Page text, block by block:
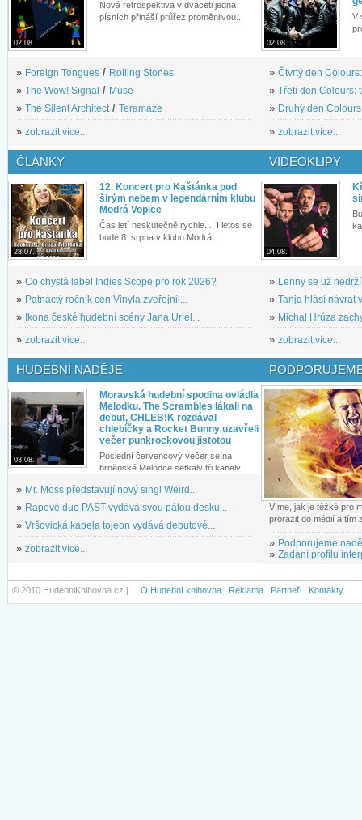
02.08.
Nová retrospektiva v dvaceti jedna
písních přináší průřez proměnlivou...
» Foreign Tongues / Rolling Stones
» The Wow! Signal / Muse
» The Silent Architect/ Teramaze
» zobrazit více...
02.08.
V
» Čtvrtý den
» Třetí den Colours:
» Druhý den
» zobrazit více...
ČLÁNKY
28.07.
12. Koncert pro Kaštánka pod
širým nebem v legendárním klubu
Modrá Vopice
Čas letí neskutečně rychle.... I letos se
bude 8. srpna v klubu Modrá...
» Co chystá label Indies Scope pro rok 2026?
» Patnáctý ročník cen Vinyla zveřejnil...
» Ikona české hudební scény Jana Uriel...
» zobrazit více...
VIDEOKLIPY
04.08.
» Lenny se už
» Tanja hlásí návrat
» Michal Hrůza
» zobrazit více...
HUDEBNÍ NADĚJE
03.08.
Moravská hudební spodina ovládla
Melodku. The Scrambles lákali na
debut, CHLEB!K rozdával
chlebíčky a Rocket Bunny uzavřeli
večer punkrockovou jistotou
Poslední červencový večer se na
brněnské Melodce setkaly tři kapely...
» Mr. Moss představují nový singl Weird...
» Rapové duo PAST vydává svou pátou desku...
» Vršovická kapela tojeon vydává debutové...
» zobrazit více...
Víme, jak je těžké pro
prorazit do médií a tím
» Podporujeme
» Zadání profilu
© 2010 HudebniKnihovna.cz | O Hudební knihovna Reklama Partneři Kontakty